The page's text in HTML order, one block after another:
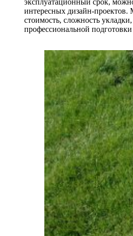
интересных дизайн-
стоимость, сложность
профессиональной